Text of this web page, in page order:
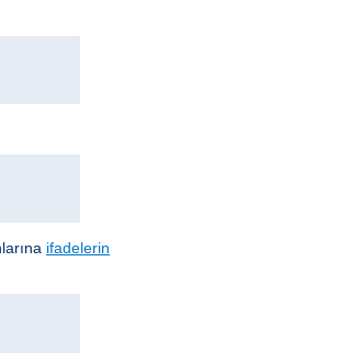
ifadelerin